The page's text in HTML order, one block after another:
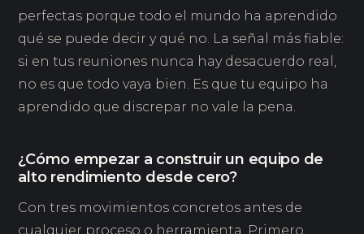
perfectas porque todo el mundo ha aprendido
qué se puede decir y qué no. La señal más fiable:
si en tus reuniones nunca hay desacuerdo real,
no es que todo vaya bien. Es que tu equipo ha
aprendido que discrepar no vale la pena.
¿Cómo empezar a construir un equipo de
alto rendimiento desde cero?
Con tres movimientos concretos antes de
cualquier proceso o herramienta. Primero,